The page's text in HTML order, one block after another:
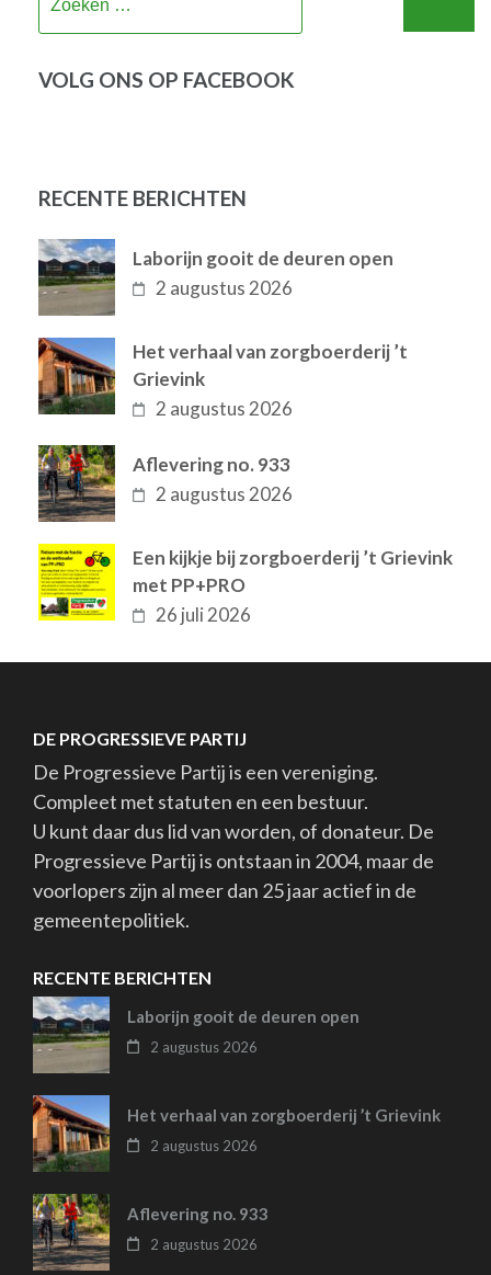
VOLG ONS OP FACEBOOK
RECENTE BERICHTEN
Laborijn gooit de deuren open
2 augustus 2026
Het verhaal van zorgboerderij ’t
Grievink
2 augustus 2026
Aflevering no. 933
2 augustus 2026
Een kijkje bij zorgboerderij ’t Grievink
met PP+PRO
26 juli 2026
DE PROGRESSIEVE PARTIJ
De Progressieve Partij is een vereniging.
Compleet met statuten en een bestuur.
U kunt daar dus lid van worden, of donateur. De
Progressieve Partij is ontstaan in 2004, maar de
voorlopers zijn al meer dan 25 jaar actief in de
gemeentepolitiek.
RECENTE BERICHTEN
Laborijn gooit de deuren open
2 augustus 2026
Het verhaal van zorgboerderij ’t Grievink
2 augustus 2026
Aflevering no. 933
2 augustus 2026